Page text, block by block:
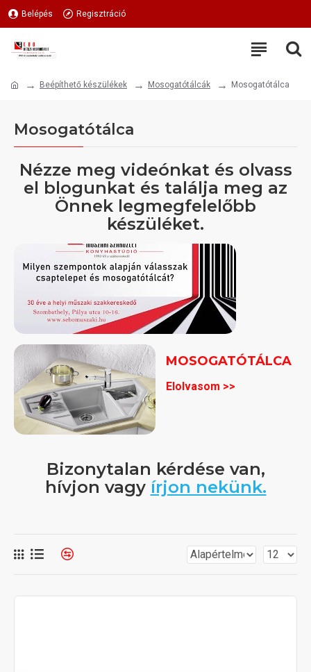
Belépés Regisztráció
Beépíthető készülékek Mosogatótálcák Mosogatótálca
Mosogatótálca
Nézze meg videónkat és olvass
el blogunkat és találja meg az
Önnek legmegfelelőbb
készüléket.
MOSOGATÓTÁLCA
Elolvasom >>
Bizonytalan kérdése van,
hívjon vagy írjon nekünk.